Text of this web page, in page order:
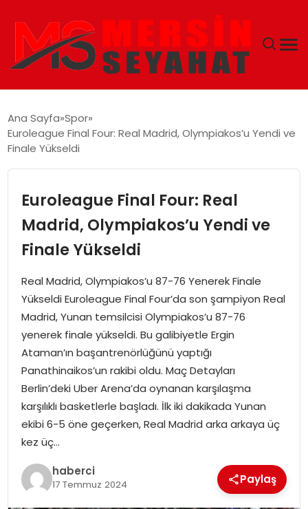
EKONOMI
GÜNCEL
Ana Sayfa Spor
Euroleague Final Four: Real Madrid, Olympiakos’u Yendi ve
Finale Yükseldi
Euroleague Final Four: Real
Madrid, Olympiakos’u Yendi ve
Finale Yükseldi
Real Madrid, Olympiakos’u 87-76 Yenerek Finale
Yükseldi Euroleague Final Four’da son şampiyon Real
Madrid, Yunan temsilcisi Olympiakos’u 87-76
yenerek finale yükseldi. Bu galibiyetle Ergin
Ataman’ın başantrenörlüğünü yaptığı
Panathinaikos’un rakibi oldu. Maç Detayları
Berlin’deki Uber Arena’da oynanan karşılaşma
karşılıklı basketlerle başladı. İlk iki dakikada Yunan
ekibi 6-5 öne geçerken, Real Madrid arka arkaya üç
kez üç…
haberci
17 Temmuz 2024 Paylaş